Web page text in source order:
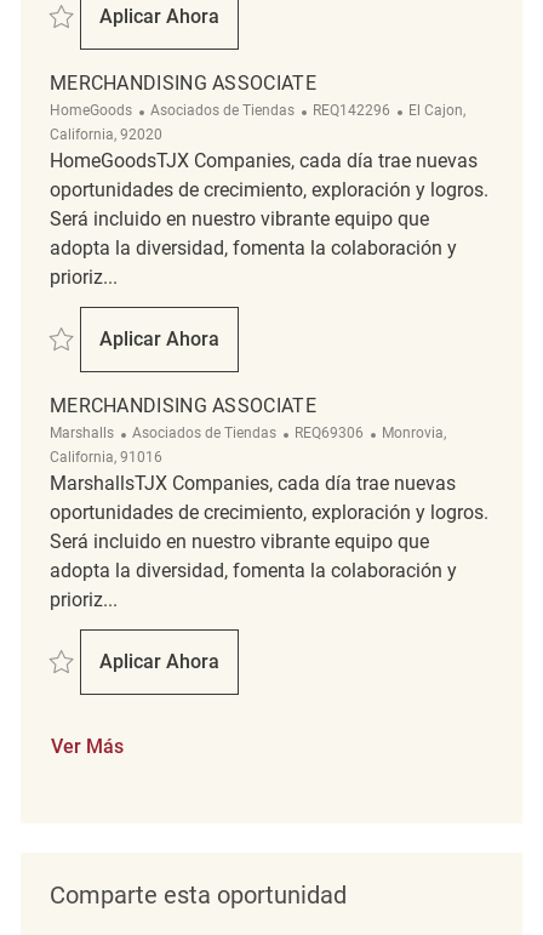
Salvar Merchandising Associate REQ133752
Aplicar Ahora
Merchandising Associate
MERCHANDISING ASSOCIATE
HomeGoods Categoría
Asociados de Tiendas ReqId
REQ142296 Ubicación
El Cajon,
California, 92020
HomeGoodsTJX Companies, cada día trae nuevas
oportunidades de crecimiento, exploración y logros.
Será incluido en nuestro vibrante equipo que
adopta la diversidad, fomenta la colaboración y
prioriz...
Salvar Merchandising Associate REQ142296
Aplicar Ahora
Merchandising Associate
MERCHANDISING ASSOCIATE
Marshalls Categoría
Asociados de Tiendas ReqId
REQ69306 Ubicación
Monrovia,
California, 91016
MarshallsTJX Companies, cada día trae nuevas
oportunidades de crecimiento, exploración y logros.
Será incluido en nuestro vibrante equipo que
adopta la diversidad, fomenta la colaboración y
prioriz...
Salvar Merchandising Associate REQ69306
Aplicar Ahora
Merchandising Associate
Ver Más
Comparte esta oportunidad